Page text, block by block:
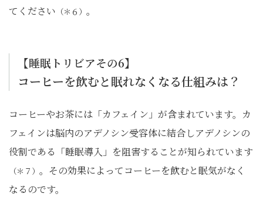
てください （＊６） 。
【睡眠トリビアその6】
コーヒーを飲むと眠れなくなる仕組みは？
コーヒーやお茶には「カフェイン」が含まれています。カ
フェインは脳内のアデノシン受容体に結合しアデノシンの
役割である「睡眠導入」を阻害することが知られています
（＊７） 。その効果によってコーヒーを飲むと眠気がなく
なるのです。